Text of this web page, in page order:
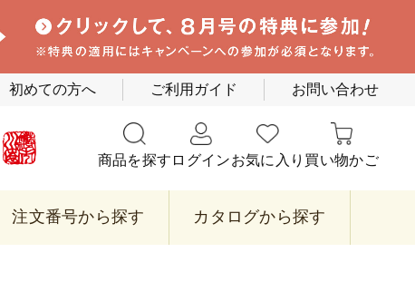
初めての方へ ご利用ガイド お問い合わせ
商品を探す ログインお気に入り 買い物かご
注文番号から探す カタログから探す